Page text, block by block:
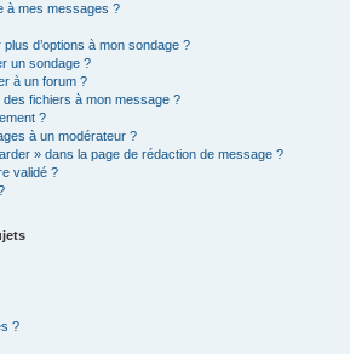
à mes messages ?
d’options à mon sondage ?
un sondage ?
à un forum ?
fichiers à mon message ?
?
à un modérateur ?
» dans la page de rédaction de message ?
validé ?
?